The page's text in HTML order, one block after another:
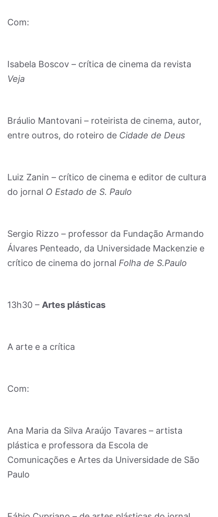
Com:
Isabela Boscov – crítica de cinema da revista
Veja
Bráulio Mantovani – roteirista de cinema, autor,
entre outros, do roteiro de Cidade de Deus
Luiz Zanin – crítico de cinema e editor de cultura
do jornal O Estado de S. Paulo
Sergio Rizzo – professor da Fundação Armando
Álvares Penteado, da Universidade Mackenzie e
crítico de cinema do jornal Folha de S.Paulo
13h30 – Artes plásticas
A arte e a crítica
Com:
Ana Maria da Silva Araújo Tavares – artista
plástica e professora da Escola de
Comunicações e Artes da Universidade de São
Paulo